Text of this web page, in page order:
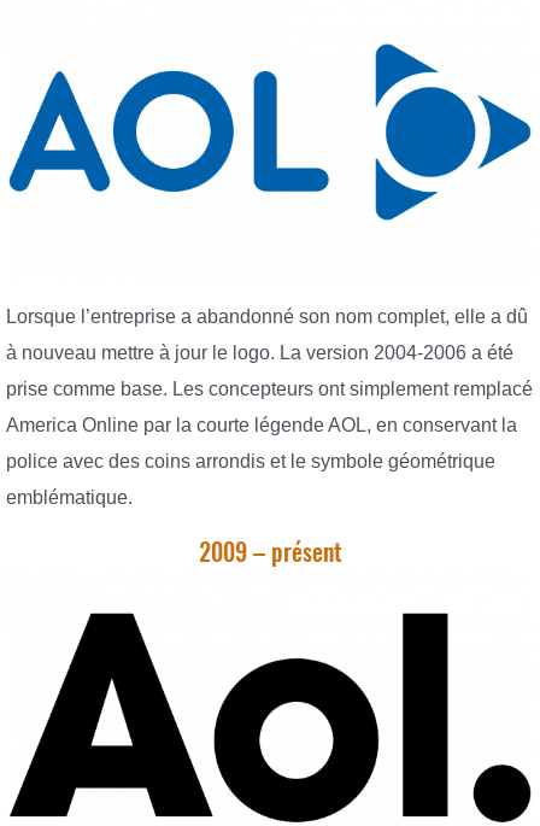
Lorsque l’entreprise a abandonné son nom complet, elle a dû
à nouveau mettre à jour le logo. La version 2004-2006 a été
prise comme base. Les concepteurs ont simplement remplacé
America Online par la courte légende AOL, en conservant la
police avec des coins arrondis et le symbole géométrique
emblématique.
2009 – présent